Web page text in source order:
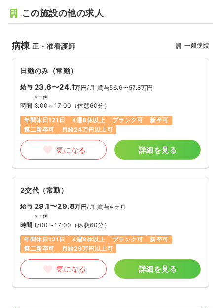
この施設の他の求人
病棟正・准看護師 一般病院
日勤のみ（常勤）
給与 23.6〜24.1万円/月 賞与56.6〜57.8万円
※一例
時間 8:00～17:00 （休憩60分）
年間休日121日
4週8休以上 ブランク可
新卒可
第二新卒可
月給24万円以上可
気になる 詳細を見る
2交代（常勤）
給与 29.1〜29.8万円/月 賞与4ヶ月
※一例
時間 8:00～17:00 （休憩60分）
年間休日121日
4週8休以上 ブランク可
新卒可
第二新卒可
月給29万円以上可
気になる 詳細を見る